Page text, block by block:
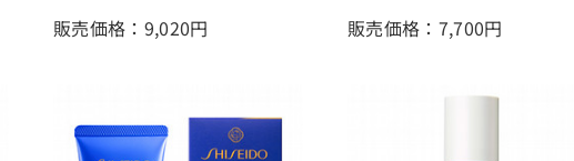
販売価格：9,020円 販売価格：7,700円